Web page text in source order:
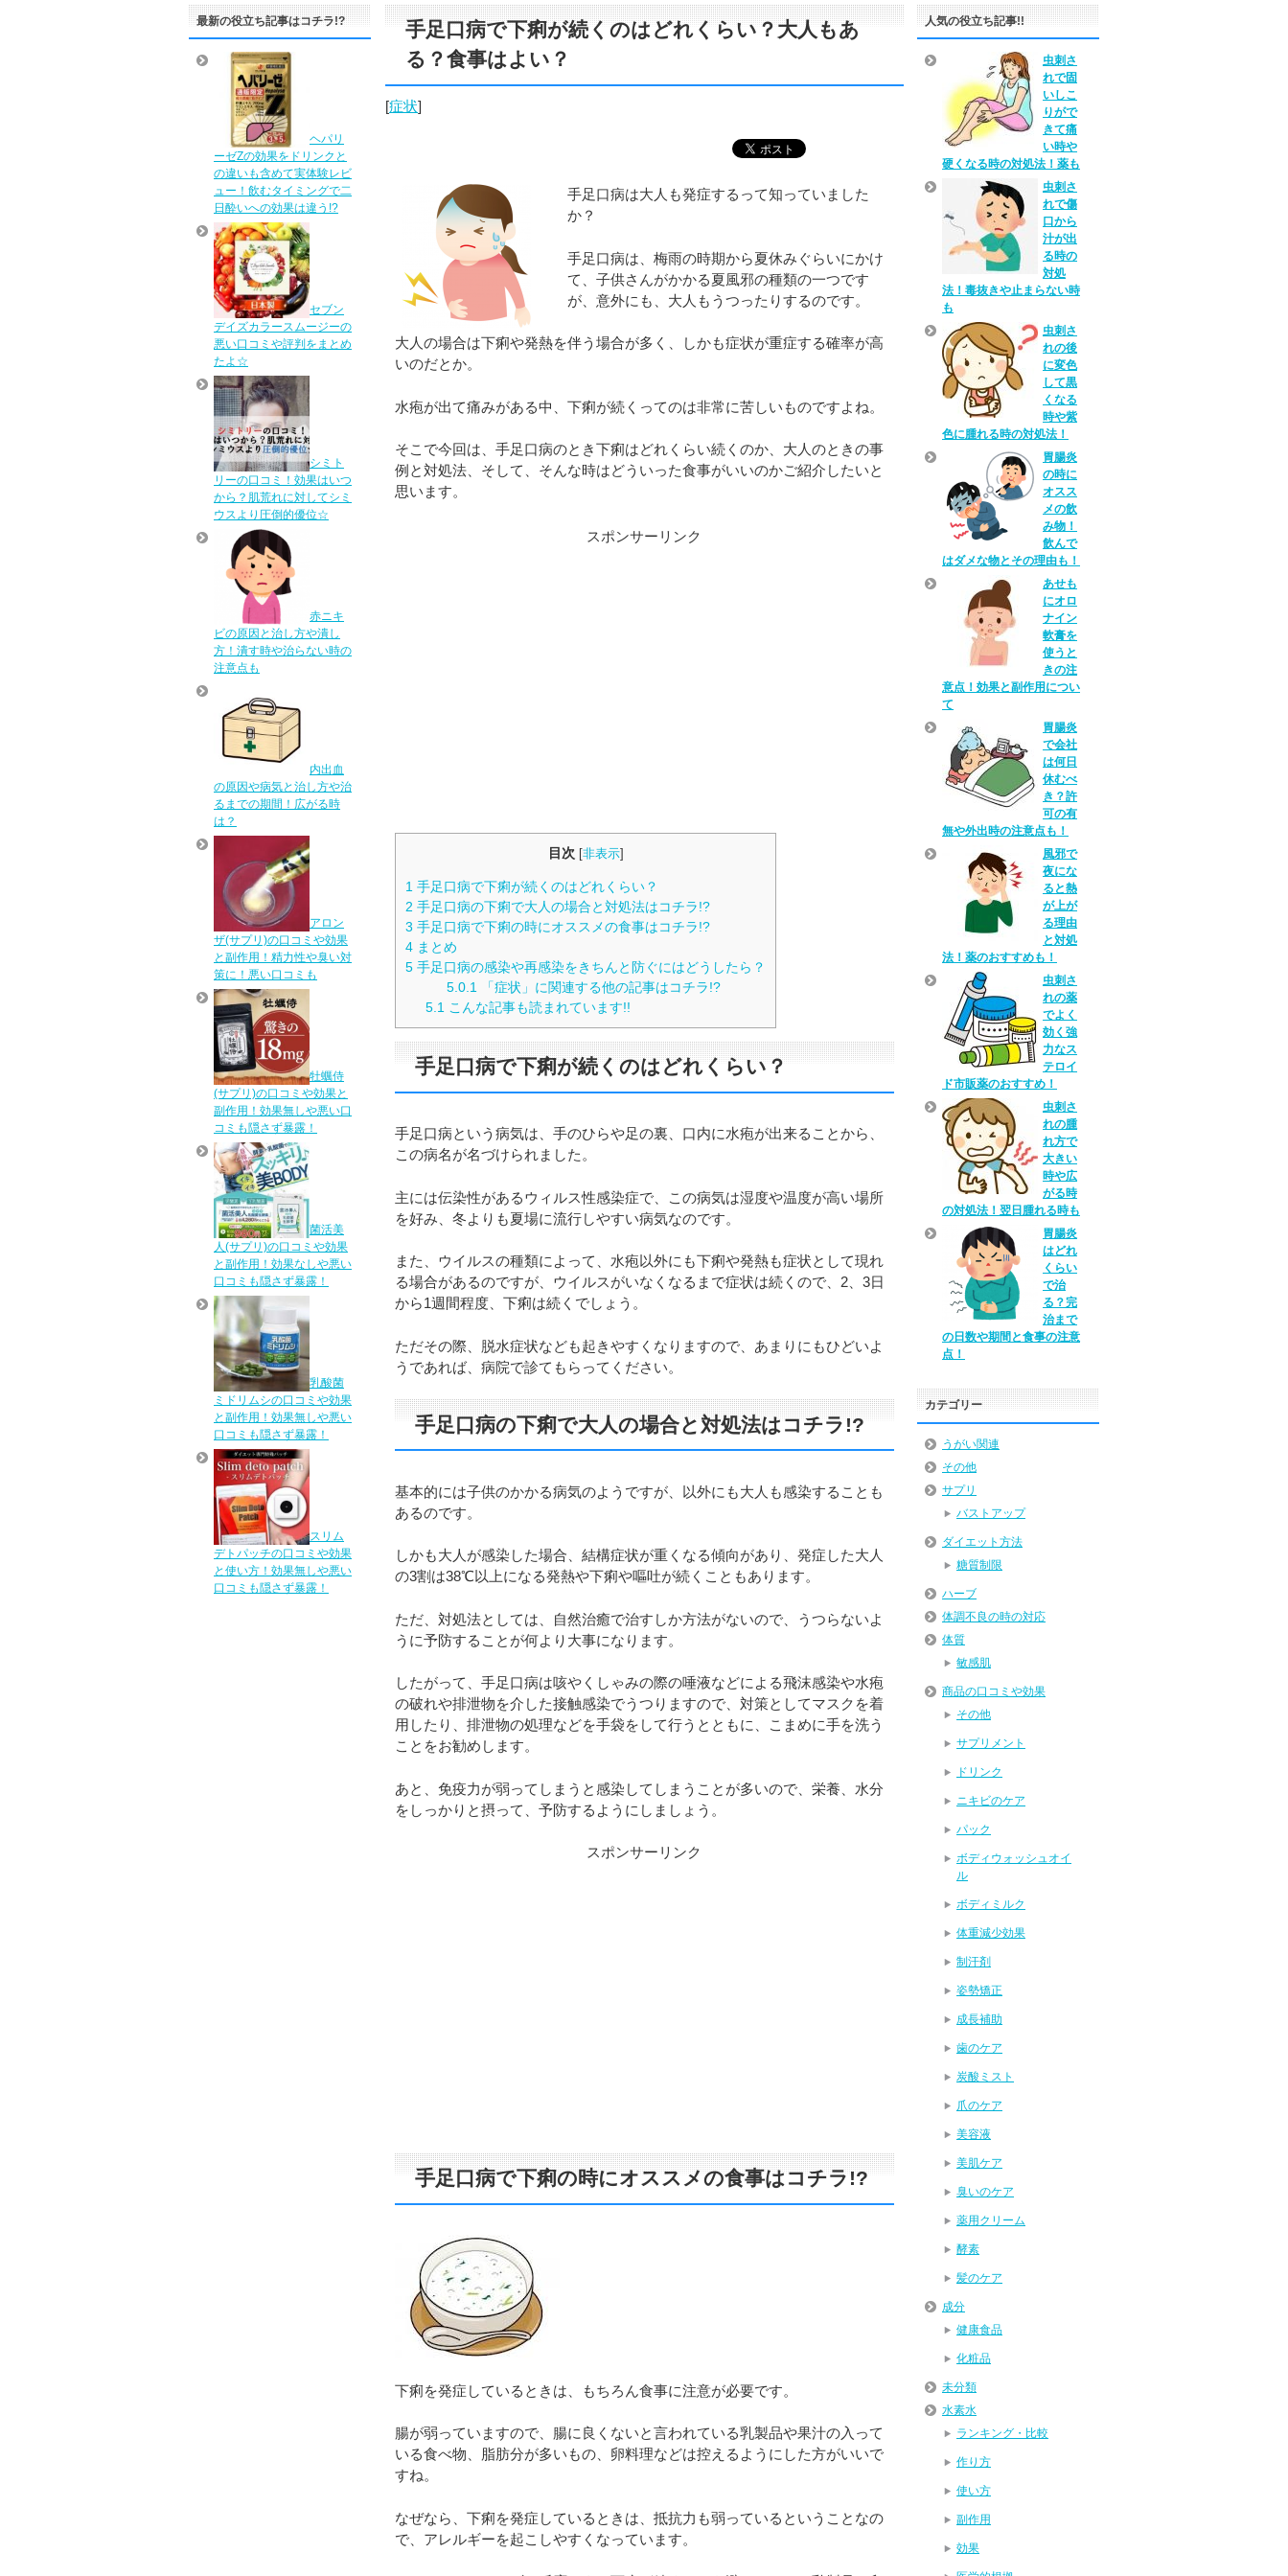
手足口病で下痢が続くのはどれくらい？大人もあ
る？食事はよい？
[症状]
手足口病は大人も発症するって知っていました
か？
手足口病は、梅雨の時期から夏休みぐらいにかけ
て、子供さんがかかる夏風邪の種類の一つです
が、意外にも、大人もうつったりするのです。
大人の場合は下痢や発熱を伴う場合が多く、しかも症状が重症する確率が高
いのだとか。
水疱が出て痛みがある中、下痢が続くってのは非常に苦しいものですよね。
そこで今回は、手足口病のとき下痢はどれくらい続くのか、大人のときの事
例と対処法、そして、そんな時はどういった食事がいいのかご紹介したいと
思います。
スポンサーリンク
目次 [非表示]
1 手足口病で下痢が続くのはどれくらい？
2 手足口病の下痢で大人の場合と対処法はコチラ!?
3 手足口病で下痢の時にオススメの食事はコチラ!?
4 まとめ
5 手足口病の感染や再感染をきちんと防ぐにはどうしたら？
5.0.1
「症状」に関連する他の記事はコチラ!?
5.1 こんな記事も読まれています!!
手足口病で下痢が続くのはどれくらい？
手足口病という病気は、手のひらや足の裏、口内に水疱が出来ることから、
この病名が名づけられました。
主には伝染性があるウィルス性感染症で、この病気は湿度や温度が高い場所
を好み、冬よりも夏場に流行しやすい病気なのです。
また、ウイルスの種類によって、水疱以外にも下痢や発熱も症状として現れ
る場合があるのですが、ウイルスがいなくなるまで症状は続くので、2、3日
から1週間程度、下痢は続くでしょう。
ただその際、脱水症状なども起きやすくなりますので、あまりにもひどいよ
うであれば、病院で診てもらってください。
手足口病の下痢で大人の場合と対処法はコチラ!?
基本的には子供のかかる病気のようですが、以外にも大人も感染することも
あるのです。
しかも大人が感染した場合、結構症状が重くなる傾向があり、発症した大人
の3割は38℃以上になる発熱や下痢や嘔吐が続くこともあります。
ただ、対処法としては、自然治癒で治すしか方法がないので、うつらないよ
うに予防することが何より大事になります。
したがって、手足口病は咳やくしゃみの際の唾液などによる飛沫感染や水疱
の破れや排泄物を介した接触感染でうつりますので、対策としてマスクを着
用したり、排泄物の処理などを手袋をして行うとともに、こまめに手を洗う
ことをお勧めします。
あと、免疫力が弱ってしまうと感染してしまうことが多いので、栄養、水分
をしっかりと摂って、予防するようにしましょう。
スポンサーリンク
手足口病で下痢の時にオススメの食事はコチラ!?
下痢を発症しているときは、もちろん食事に注意が必要です。
腸が弱っていますので、腸に良くないと言われている乳製品や果汁の入って
いる食べ物、脂肪分が多いもの、卵料理などは控えるようにした方がいいで
すね。
なぜなら、下痢を発症しているときは、抵抗力も弱っているということなの
で、アレルギーを起こしやすくなっています。
最新の役立ち記事はコチラ!?
ヘパリ
ーゼZの効果をドリンクと
の違いも含めて実体験レビ
ュー！飲むタイミングで二
日酔いへの効果は違う!?
セブン
デイズカラースムージーの
悪い口コミや評判をまとめ
たよ☆
シミト
リーの口コミ！効果はいつ
から？肌荒れに対してシミ
ウスより圧倒的優位☆
赤ニキ
ビの原因と治し方や潰し
方！潰す時や治らない時の
注意点も
内出血
の原因や病気と治し方や治
るまでの期間！広がる時
は？
アロン
ザ(サプリ)の口コミや効果
と副作用！精力性や臭い対
策に！悪い口コミも
牡蠣侍
(サプリ)の口コミや効果と
副作用！効果無しや悪い口
コミも隠さず暴露！
菌活美
人(サプリ)の口コミや効果
と副作用！効果なしや悪い
口コミも隠さず暴露！
乳酸菌
ミドリムシの口コミや効果
と副作用！効果無しや悪い
口コミも隠さず暴露！
スリム
デトパッチの口コミや効果
と使い方！効果無しや悪い
口コミも隠さず暴露！
人気の役立ち記事!!
虫刺さ
れで固
いしこ
りがで
きて痛
い時や
硬くなる時の対処法！薬も
虫刺さ
れで傷
口から
汁が出
る時の
対処
法！毒抜きや止まらない時
も
虫刺さ
れの後
に変色
して黒
くなる
時や紫
色に腫れる時の対処法！
胃腸炎
の時に
オスス
メの飲
み物！
飲んで
はダメな物とその理由も！
あせも
にオロ
ナイン
軟膏を
使うと
きの注
意点！効果と副作用につい
て
胃腸炎
で会社
は何日
休むべ
き？許
可の有
無や外出時の注意点も！
風邪で
夜にな
ると熱
が上が
る理由
と対処
法！薬のおすすめも！
虫刺さ
れの薬
でよく
効く強
力なス
テロイ
ド市販薬のおすすめ！
虫刺さ
れの腫
れ方で
大きい
時や広
がる時
の対処法！翌日腫れる時も
胃腸炎
はどれ
くらい
で治
る？完
治まで
の日数や期間と食事の注意
点！
カテゴリー
うがい関連
その他
サプリ
バストアップ
ダイエット方法
糖質制限
ハーブ
体調不良の時の対応
体質
敏感肌
商品の口コミや効果
その他
サプリメント
ドリンク
ニキビのケア
パック
ボディウォッシュオイ
ル
ボディミルク
体重減少効果
制汗剤
姿勢矯正
成長補助
歯のケア
炭酸ミスト
爪のケア
美容液
美肌ケア
臭いのケア
薬用クリーム
酵素
髪のケア
成分
健康食品
化粧品
未分類
水素水
ランキング・比較
作り方
使い方
副作用
効果